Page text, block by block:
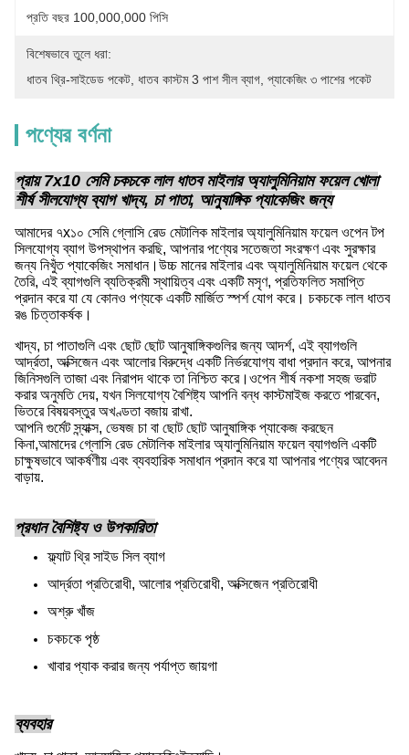
প্রতি বছর 100,000,000 পিসি
বিশেষভাবে তুলে ধরা:
ধাতব থ্রি-সাইডেড পকেট ধাতব কাস্টম 3 পাশ সীল ব্যাগ প্যাকেজিং ৩ পাশের পকেট
পণ্যের বর্ণনা
প্রায় 7x10 সেমি চকচকে লাল ধাতব মাইলার অ্যালুমিনিয়াম ফয়েল খোলা
শীর্ষ সীলযোগ্য ব্যাগ খাদ্য, চা পাতা, আনুষাঙ্গিক প্যাকেজিং জন্য
আমাদের ৭x১০ সেমি গ্লোসি রেড মেটালিক মাইলার অ্যালুমিনিয়াম ফয়েল ওপেন টপ
সিলযোগ্য ব্যাগ উপস্থাপন করছি, আপনার পণ্যের সতেজতা সংরক্ষণ এবং সুরক্ষার
জন্য নিখুঁত প্যাকেজিং সমাধান।উচ্চ মানের মাইলার এবং অ্যালুমিনিয়াম ফয়েল থেকে
তৈরি, এই ব্যাগগুলি ব্যতিক্রমী স্থায়িত্ব এবং একটি মসৃণ, প্রতিফলিত সমাপ্তি
প্রদান করে যা যে কোনও পণ্যকে একটি মার্জিত স্পর্শ যোগ করে। চকচকে লাল ধাতব
রঙ চিত্তাকর্ষক।
খাদ্য, চা পাতাগুলি এবং ছোট ছোট আনুষাঙ্গিকগুলির জন্য আদর্শ, এই ব্যাগগুলি
আর্দ্রতা, অক্সিজেন এবং আলোর বিরুদ্ধে একটি নির্ভরযোগ্য বাধা প্রদান করে, আপনার
জিনিসগুলি তাজা এবং নিরাপদ থাকে তা নিশ্চিত করে।ওপেন শীর্ষ নকশা সহজ ভরাট
করার অনুমতি দেয়, যখন সিলযোগ্য বৈশিষ্ট্য আপনি বন্ধ কাস্টমাইজ করতে পারবেন,
ভিতরে বিষয়বস্তুর অখণ্ডতা বজায় রাখা.
আপনি গুর্মেট স্ন্যাক্স, ভেষজ চা বা ছোট ছোট আনুষাঙ্গিক প্যাকেজ করছেন
কিনা,আমাদের গ্লোসি রেড মেটালিক মাইলার অ্যালুমিনিয়াম ফয়েল ব্যাগগুলি একটি
চাক্ষুষভাবে আকর্ষণীয় এবং ব্যবহারিক সমাধান প্রদান করে যা আপনার পণ্যের আবেদন
বাড়ায়.
প্রধান বৈশিষ্ট্য ও উপকারিতা
ফ্ল্যাট থ্রি সাইড সিল ব্যাগ
আর্দ্রতা প্রতিরোধী, আলোর প্রতিরোধী, অক্সিজেন প্রতিরোধী
অশ্রু খাঁজ
চকচকে পৃষ্ঠ
খাবার প্যাক করার জন্য পর্যাপ্ত জায়গা
ব্যবহার